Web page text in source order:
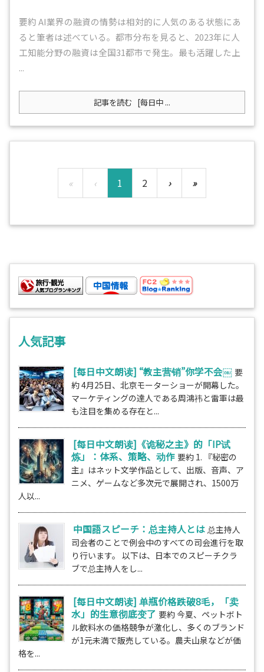
要約 AI業界の融資の情勢は相対的に人気のある状態にあ
ると筆者は述べている。都市分布を見ると、2023年に人
工知能分野の融資は全国31都市で発生。最も活躍した上
...
記事を読む [每日中 ...
« ‹ 1 2 › »
人気記事
[每日中文朗读] “教主营销”你学不会￼ 要
約 4月25日、北京モーターショーが開幕した。
マーケティングの達人である周鴻祎と雷軍は最
も注目を集める存在と...
[每日中文朗读]《诡秘之主》的「IP试
炼」：体系、策略、动作 要約 1. 『秘密の
主』はネット文学作品として、出版、音声、ア
ニメ、ゲームなど多次元で展開され、1500万
人以...
中国語スピーチ：总主持人とは 总主持人
司会者のことで例会中のすべての司会進行を取
り行います。 以下は、日本でのスピーチクラ
ブで总主持人をし...
[每日中文朗读] 单瓶价格跌破8毛，「卖
水」的生意彻底变了 要約 今夏、ペットボト
ル飲料水の価格競争が激化し、多くのブランド
が1元未満で販売している。農夫山泉などが価
格を...